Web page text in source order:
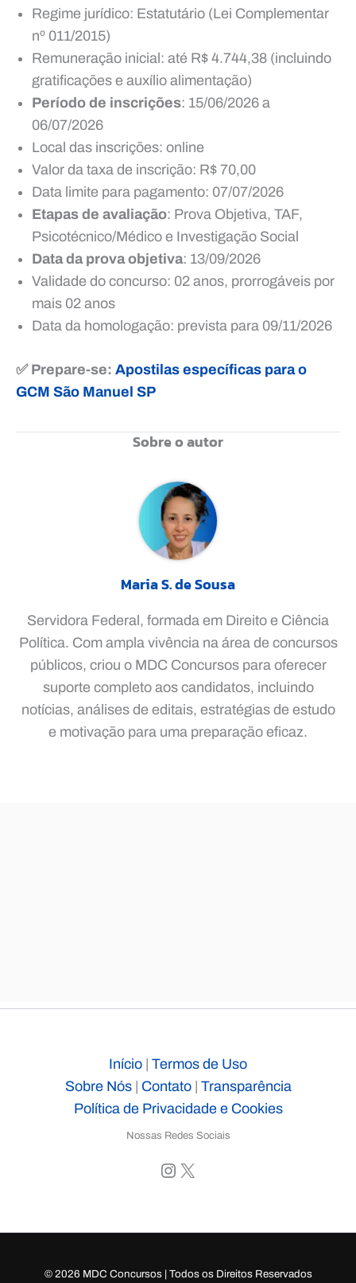
Regime jurídico: Estatutário (Lei Complementar
nº 011/2015)
Remuneração inicial: até R$ 4.744,38 (incluindo
gratificações e auxílio alimentação)
Período de inscrições: 15/06/2026 a
06/07/2026
Local das inscrições: online
Valor da taxa de inscrição: R$ 70,00
Data limite para pagamento: 07/07/2026
Etapas de avaliação: Prova Objetiva, TAF,
Psicotécnico/Médico e Investigação Social
Data da prova objetiva: 13/09/2026
Validade do concurso: 02 anos, prorrogáveis por
mais 02 anos
Data da homologação: prevista para 09/11/2026
✅ Prepare-se: Apostilas específicas para o
GCM São Manuel SP
Sobre o autor
Maria S. de Sousa
Servidora Federal, formada em Direito e Ciência
Política. Com ampla vivência na área de concursos
públicos, criou o MDC Concursos para oferecer
suporte completo aos candidatos, incluindo
notícias, análises de editais, estratégias de estudo
e motivação para uma preparação eficaz.
Início | Termos de Uso
Sobre Nós| Contato| Transparência
Política de Privacidade e Cookies
Nossas Redes Sociais
Instagram
X
© 2026 MDC Concursos | Todos os Direitos Reservados